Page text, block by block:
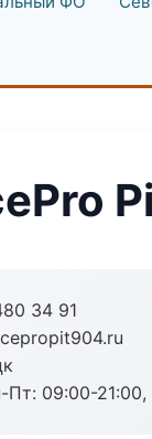
34 91
Пт: 09:00-